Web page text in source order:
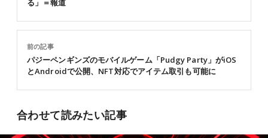
前の記事
パジーペンギンズのモバイルゲーム「Pudgy Party」がiOS
とAndroidで公開、NFT対応でアイテム取引も可能に
る」＝報道
合わせて読みたい記事